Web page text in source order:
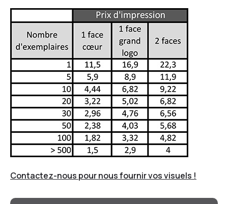
Contactez-nous pour nous fournir vos visuels !